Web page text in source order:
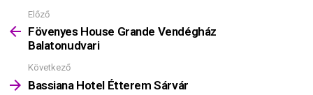
Mutass
többet
Előző
Fövenyes House Grande Vendégház
Balatonudvari
Következő
Bassiana Hotel Étterem Sárvár